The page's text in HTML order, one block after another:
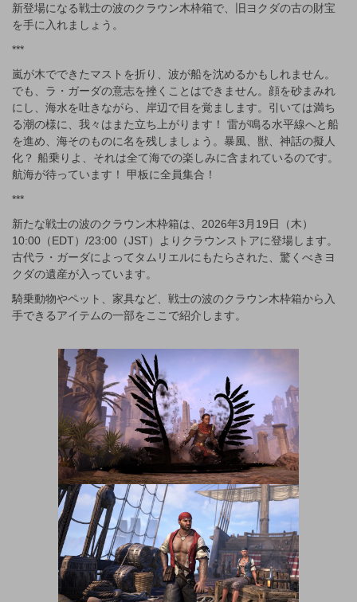
新登場になる戦士の波のクラウン木枠箱で、旧ヨクダの古の財宝
を手に入れましょう。
***
嵐が木でできたマストを折り、波が船を沈めるかもしれません。
でも、ラ・ガーダの意志を挫くことはできません。顔を砂まみれ
にし、海水を吐きながら、岸辺で目を覚まします。引いては満ち
る潮の様に、我々はまた立ち上がります！ 雷が鳴る水平線へと船
を進め、海そのものに名を残しましょう。暴風、獣、神話の擬人
化？ 船乗りよ、それは全て海での楽しみに含まれているのです。
航海が待っています！ 甲板に全員集合！
***
新たな戦士の波のクラウン木枠箱は、2026年3月19日（木）
10:00（EDT）/23:00（JST）よりクラウンストアに登場します。
古代ラ・ガーダによってタムリエルにもたらされた、驚くべきヨ
クダの遺産が入っています。
騎乗動物やペット、家具など、戦士の波のクラウン木枠箱から入
手できるアイテムの一部をここで紹介します。